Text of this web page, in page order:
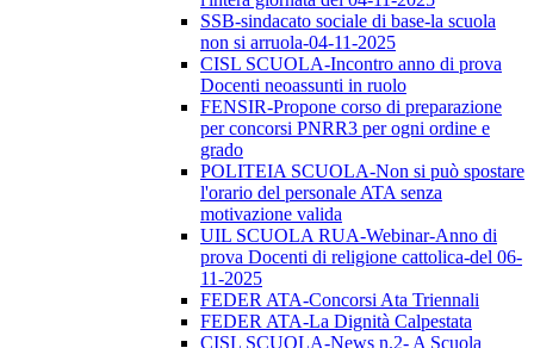
SSB-sindacato sociale di base-la scuola
non si arruola-04-11-2025
CISL SCUOLA-Incontro anno di prova
Docenti neoassunti in ruolo
FENSIR-Propone corso di preparazione
per concorsi PNRR3 per ogni ordine e
grado
POLITEIA SCUOLA-Non si può spostare
l'orario del personale ATA senza
motivazione valida
UIL SCUOLA RUA-Webinar-Anno di
prova Docenti di religione cattolica-del 06-
11-2025
FEDER ATA-Concorsi Ata Triennali
FEDER ATA-La Dignità Calpestata
CISL SCUOLA-News n.2- A Scuola